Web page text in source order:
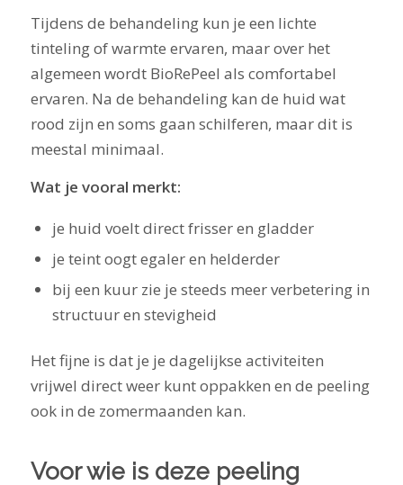
Tijdens de behandeling kun je een lichte
tinteling of warmte ervaren, maar over het
algemeen wordt BioRePeel als comfortabel
ervaren. Na de behandeling kan de huid wat
rood zijn en soms gaan schilferen, maar dit is
meestal minimaal.
Wat je vooral merkt:
je huid voelt direct frisser en gladder
je teint oogt egaler en helderder
bij een kuur zie je steeds meer verbetering in
structuur en stevigheid
Het fijne is dat je je dagelijkse activiteiten
vrijwel direct weer kunt oppakken en de peeling
ook in de zomermaanden kan.
Voor wie is deze peeling